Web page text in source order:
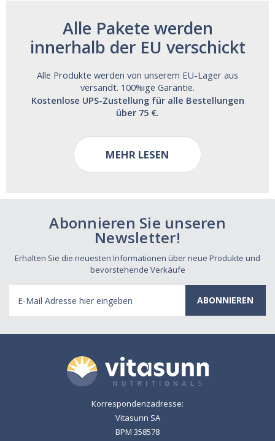
Alle Pakete werden
innerhalb der EU verschickt
Alle Produkte werden von unserem EU-Lager aus
versandt. 100%ige Garantie.
Kostenlose UPS-Zustellung für alle Bestellungen
über 75 €.
MEHR LESEN
Abonnieren Sie unseren
Newsletter!
Erhalten Sie die neuesten Informationen über neue Produkte und
bevorstehende Verkäufe
Mail
Adresse
Korrespondenzadresse:
Vitasunn SA
BPM 358578